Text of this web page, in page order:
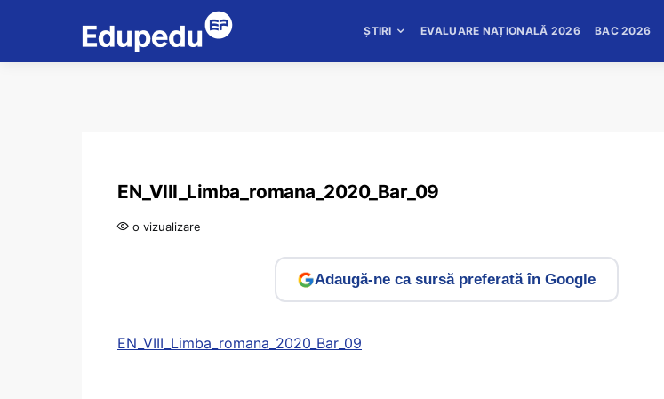
ȘTIRI EVALUARE NAȚIONALĂ 2026 BAC 2026
EN_VIII_Limba_romana_2020_Bar_09
o vizualizare
Adaugă-ne ca sursă preferată în Google
EN_VIII_Limba_romana_2020_Bar_09